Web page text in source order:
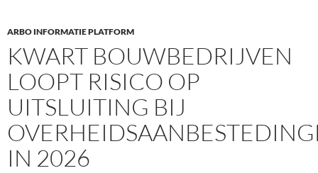
ARBO INFORMATIE PLATFORM
KWART BOUWBEDRIJVEN
LOOPT RISICO OP
UITSLUITING BIJ
IN 2026